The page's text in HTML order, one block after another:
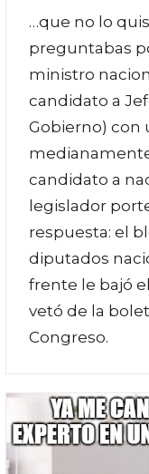
…que no lo
preguntabas
ministro
candidato a
Gobierno) con
candidato a
legislador
respuesta: el
diputados
frente le bajó
vetó de la
Congreso.